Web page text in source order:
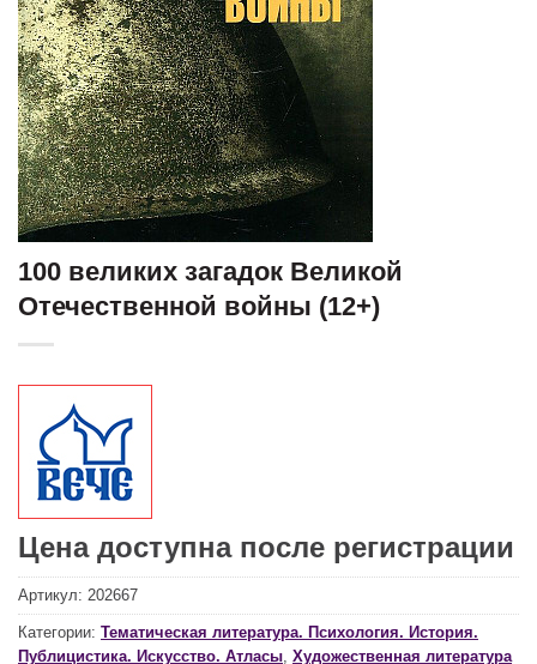
100 великих загадок Великой
Отечественной войны (12+)
Цена доступна после регистрации
Артикул: 202667
Категории: Тематическая литература. Психология. История.
Публицистика. Искусство. Атласы, Художественная литература